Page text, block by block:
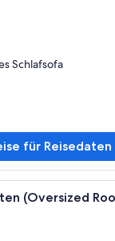
Schlafsofa
für
führt.
einem Sessel.
Ein Hotelzimmer
(Oversized